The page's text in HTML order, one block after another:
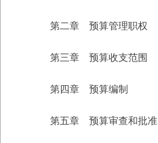
第二章 预算管理职权
第三章 预算收支范围
第四章 预算编制
第五章 预算审查和批准